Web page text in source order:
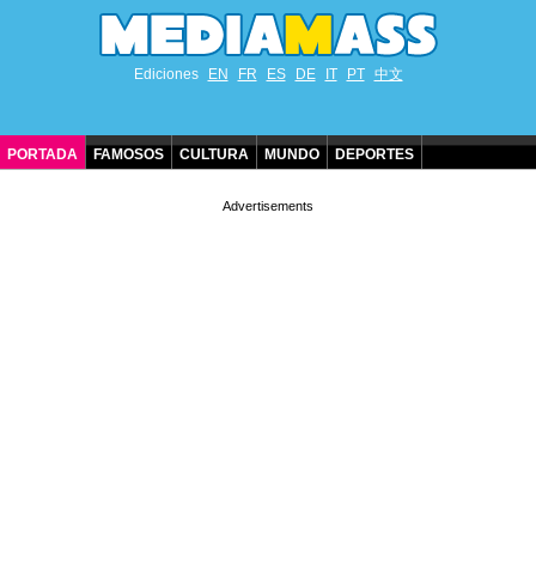
Ediciones EN FR ES DE IT PT 中文
PORTADA FAMOSOS CULTURA MUNDO DEPORTES